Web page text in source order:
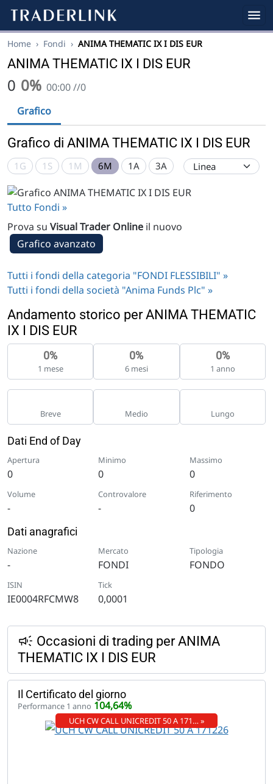
Home › Fondi › ANIMA THEMATIC IX I DIS EUR
ANIMA THEMATIC IX I DIS EUR
0 0% 00:00 //0
Grafico
Grafico di ANIMA THEMATIC IX I DIS EUR
1G 1S 1M 6M 1A 3A
Tutto Fondi »
Prova su Visual Trader Online il nuovo
Grafico avanzato
Tutti i fondi della categoria "FONDI FLESSIBILI" »
Tutti i fondi della società "Anima Funds Plc" »
Andamento storico per ANIMA THEMATIC
IX I DIS EUR
0%
1 mese
0%
6 mesi
0%
1 anno
Breve Medio Lungo
Dati End of Day
Apertura
0
Minimo
0
Massimo
0
Volume
-
Controvalore
-
Riferimento
0
Dati anagrafici
Nazione
-
Mercato
FONDI
Tipologia
FONDO
ISIN
IE0004RFCMW8
Tick
0,0001
Occasioni di trading per ANIMA
THEMATIC IX I DIS EUR
Il Certificato del giorno
Performance 1 anno 104,64%
UCH CW CALL UNICREDIT 50 A 171… »